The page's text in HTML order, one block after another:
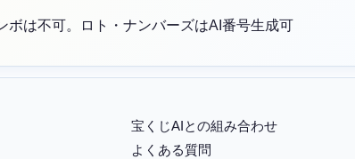
ボは不可。ロト・ナンバーズはAI番号生成可
宝くじAIとの組み合わせ
よくある質問